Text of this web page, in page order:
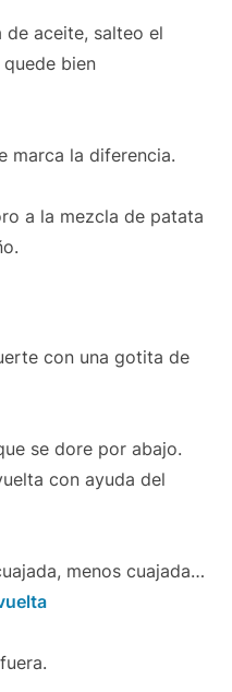
de aceite, salteo el
bien
marca la diferencia.
a la mezcla de patata
con una gotita de
se dore por abajo.
con ayuda del
menos cuajada…